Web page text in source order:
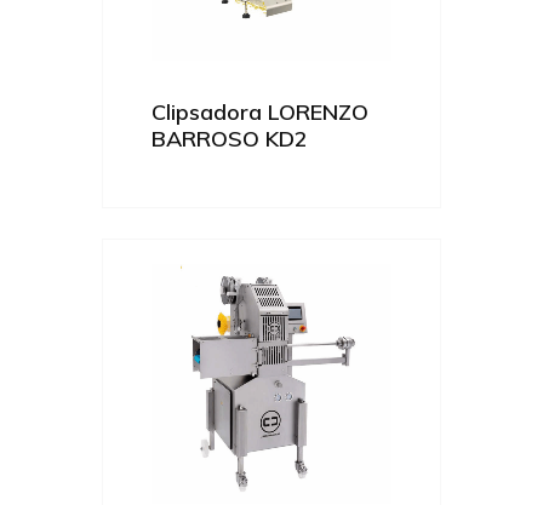
Clipsadora LORENZO
BARROSO KD2